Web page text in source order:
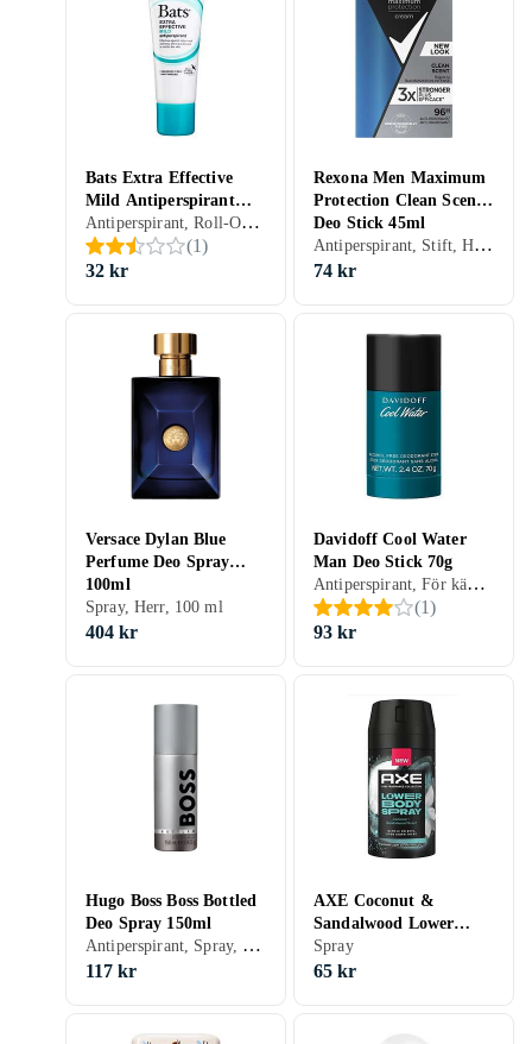
Bats Extra Effective
Mild Antiperspirant
Unperfumed 60ml
Antiperspirant, Roll-On, Dam, Herr, 60 ml
(1)
32 kr
Rexona Men Maximum
Protection Clean Scent
Deo Stick 45ml
Antiperspirant, Stift, Herr, 45 ml
74 kr
Versace Dylan Blue
Perfume Deo Spray
100ml
Spray, Herr, 100 ml
404 kr
Davidoff Cool Water
Man Deo Stick 70g
Antiperspirant, För känslig hud, Stift, Herr, 70 ml
(1)
93 kr
Hugo Boss Boss Bottled
Deo Spray 150ml
Antiperspirant, Spray, Herr, 150 ml
117 kr
AXE Coconut &
Sandalwood Lower
Body Deodorant Spray
100ml
Spray
65 kr